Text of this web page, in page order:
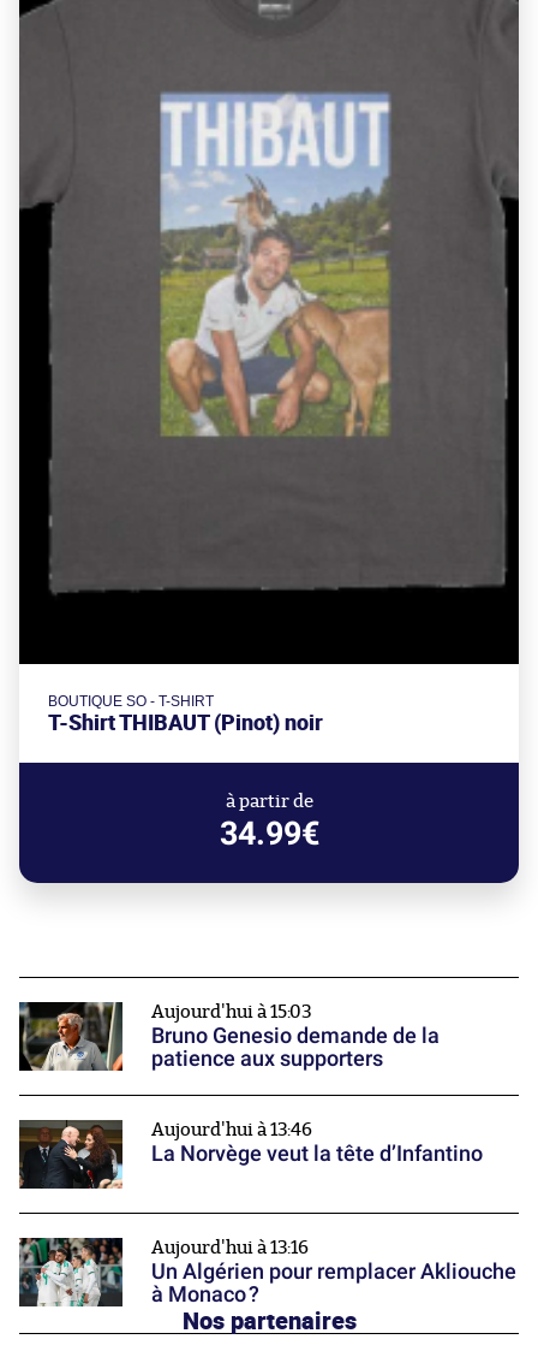
BOUTIQUE SO - T-SHIRT
T-Shirt THIBAUT (Pinot) noir
à partir de
34.99€
Aujourd'hui à 15:03
Bruno Genesio demande de la
patience aux supporters
Aujourd'hui à 13:46
La Norvège veut la tête d’Infantino
Aujourd'hui à 13:16
Un Algérien pour remplacer Akliouche
à Monaco ?
Nos partenaires